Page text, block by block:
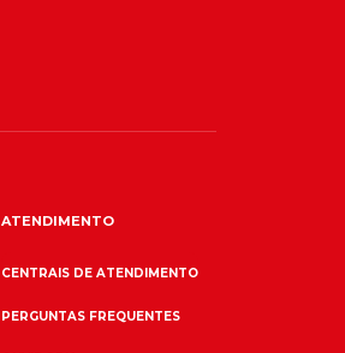
ATENDIMENTO
CENTRAIS DE ATENDIMENTO
PERGUNTAS FREQUENTES